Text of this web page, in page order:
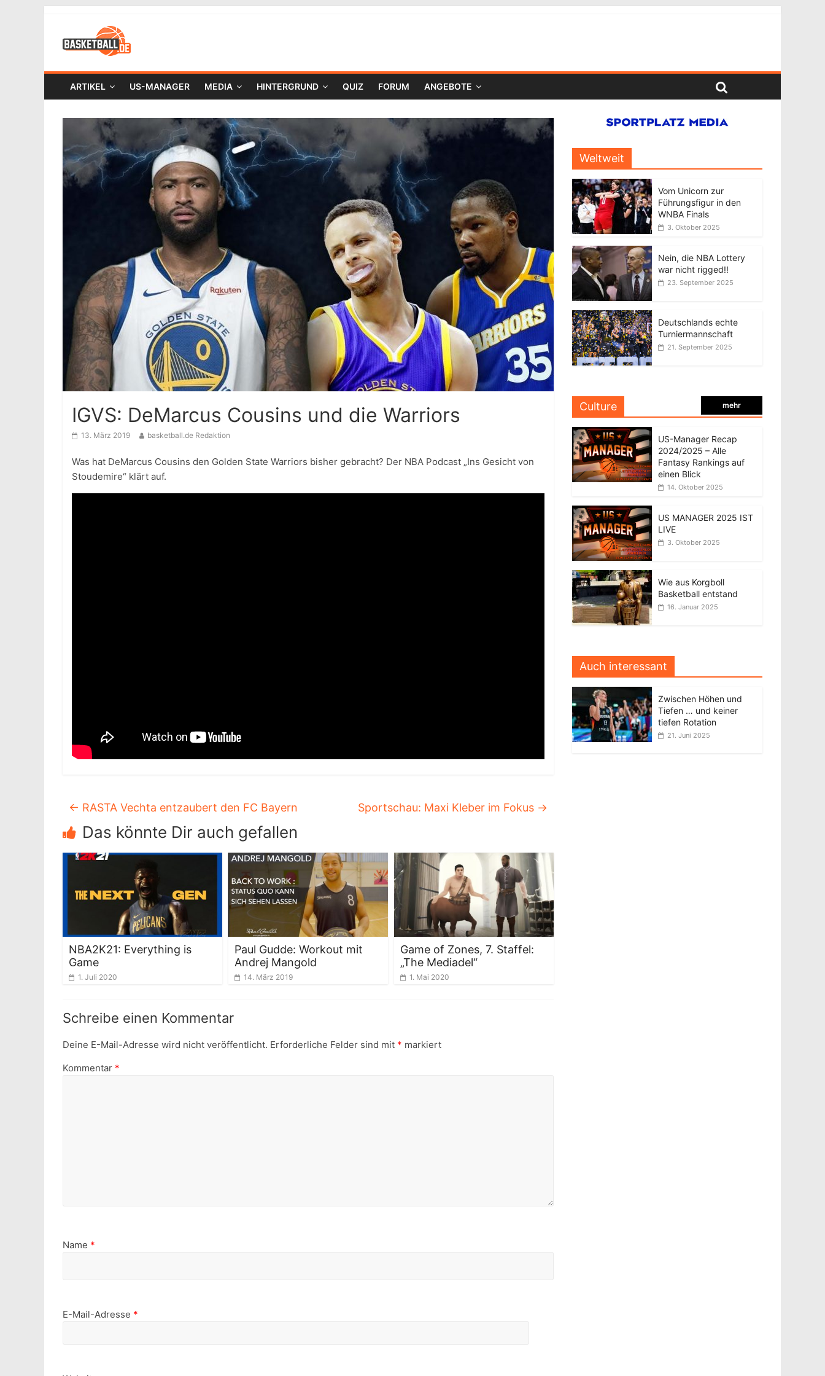
ARTIKEL US-MANAGER MEDIA HINTERGRUND QUIZ FORUM ANGEBOTE
IGVS: DeMarcus Cousins und die Warriors
13. März 2019 basketball.de Redaktion
Was hat DeMarcus Cousins den Golden State Warriors bisher gebracht? Der NBA Podcast „Ins Gesicht von
Stoudemire“ klärt auf.
← RASTA Vechta entzaubert den FC Bayern Sportschau: Maxi Kleber im Fokus →
Das könnte Dir auch gefallen
NBA2K21: Everything is
Game
1. Juli 2020
Paul Gudde: Workout mit
Andrej Mangold
14. März 2019
Game of Zones, 7. Staffel:
„The Mediadel“
1. Mai 2020
Schreibe einen Kommentar
Deine E-Mail-Adresse wird nicht veröffentlicht. Erforderliche Felder sind mit * markiert
Kommentar *
Name *
E-Mail-Adresse *
Weltweit
Vom Unicorn zur
Führungsfigur in den
WNBA Finals
3. Oktober 2025
Nein, die NBA Lottery
war nicht rigged!!
23. September 2025
Deutschlands echte
Turniermannschaft
21. September 2025
Culture mehr
US-Manager Recap
2024/2025 – Alle
Fantasy Rankings auf
einen Blick
14. Oktober 2025
US MANAGER 2025 IST
LIVE
3. Oktober 2025
Wie aus Korgboll
Basketball entstand
16. Januar 2025
Auch interessant
Zwischen Höhen und
Tiefen … und keiner
tiefen Rotation
21. Juni 2025